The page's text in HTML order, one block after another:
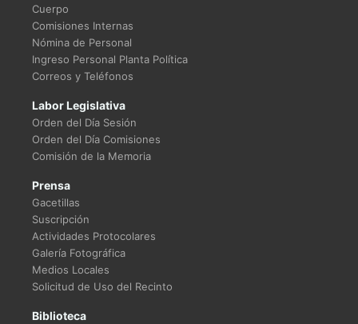
Cuerpo
Comisiones Internas
Nómina de Personal
Ingreso Personal Planta Política
Correos y Teléfonos
Labor Legislativa
Orden del Día Sesión
Orden del Día Comisiones
Comisión de la Memoria
Prensa
Gacetillas
Suscripción
Actividades Protocolares
Galería Fotográfica
Medios Locales
Solicitud de Uso del Recinto
Biblioteca